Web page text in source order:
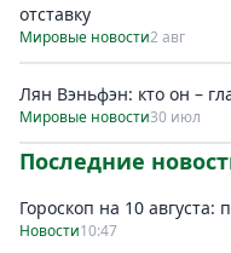
отставку
Мировые новости2 авг
Лян Вэньфэн: кто он –
Мировые новости30 июл
Последние
Гороскоп на 10 августа:
Новости10:47